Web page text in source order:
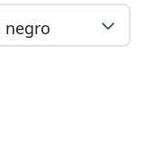
negro